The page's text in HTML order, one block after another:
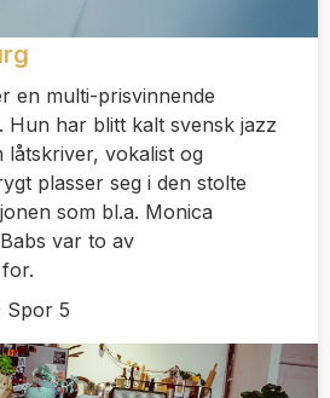
en multi-prisvinnende
Hun har blitt kalt svensk jazz
låtskriver, vokalist og
plasser seg i den stolte
som bl.a. Monica
var to av
Spor 5